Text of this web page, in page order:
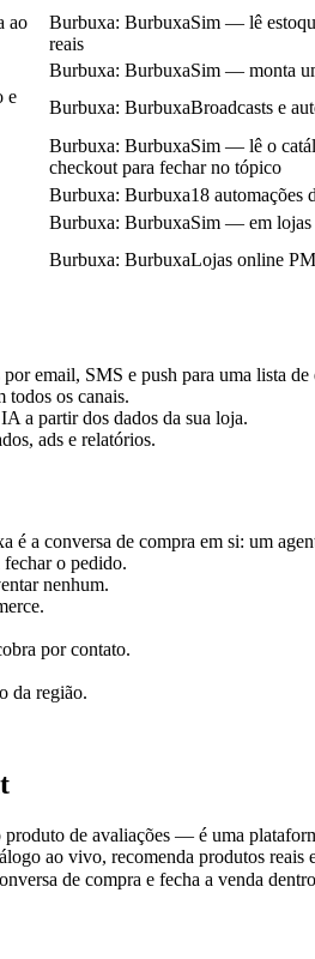
ao
Burbuxa: BurbuxaSim — lê
reais
Burbuxa: BurbuxaSim — monta
e
Burbuxa: BurbuxaBroadcasts e
Burbuxa: BurbuxaSim — lê o
checkout para fechar no tópico
Burbuxa: Burbuxa18 automações
Burbuxa: BurbuxaSim — em
Burbuxa: BurbuxaLojas online
email, SMS e push para uma lista de
todos os canais.
a partir dos dados da sua loja.
ads e relatórios.
a conversa de compra em si: um
o pedido.
nenhum.
por contato.
da região.
de avaliações — é uma
ao vivo, recomenda produtos
de compra e fecha a venda